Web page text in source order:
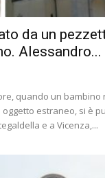
da un
Alessandro...
quando un bambino
estraneo, si è
e a Vicenza,...